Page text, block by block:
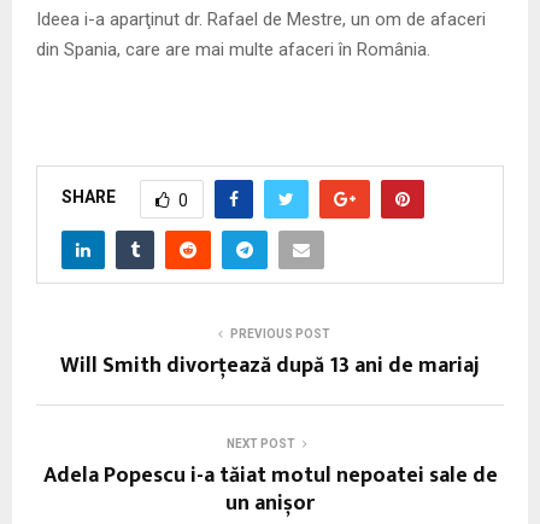
Ideea i-a aparţinut dr. Rafael de Mestre, un om de afaceri
din Spania, care are mai multe afaceri în România.
SHARE 0
PREVIOUS POST
Will Smith divorțează după 13 ani de mariaj
NEXT POST
Adela Popescu i-a tăiat motul nepoatei sale de
un anișor